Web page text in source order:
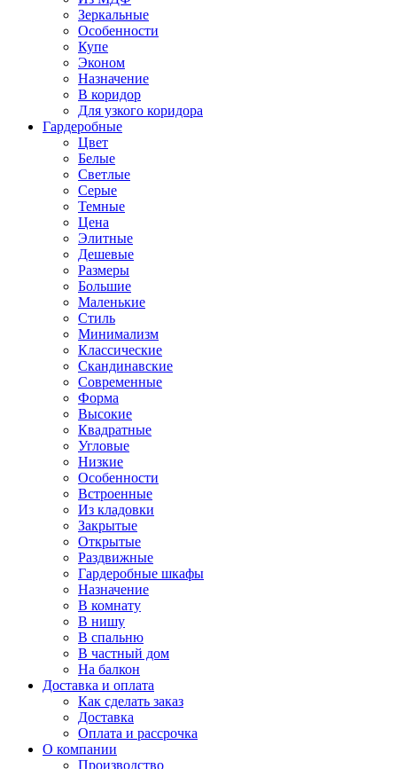
Зеркальные
Особенности
Купе
Эконом
Назначение
В коридор
Для узкого коридора
Гардеробные
Цвет
Белые
Светлые
Серые
Темные
Цена
Элитные
Дешевые
Размеры
Большие
Маленькие
Стиль
Минимализм
Классические
Скандинавские
Современные
Форма
Высокие
Квадратные
Угловые
Низкие
Особенности
Встроенные
Из кладовки
Закрытые
Открытые
Раздвижные
Гардеробные шкафы
Назначение
В комнату
В нишу
В спальню
В частный дом
На балкон
Доставка и оплата
Как сделать заказ
Доставка
Оплата и рассрочка
О компании
Производство